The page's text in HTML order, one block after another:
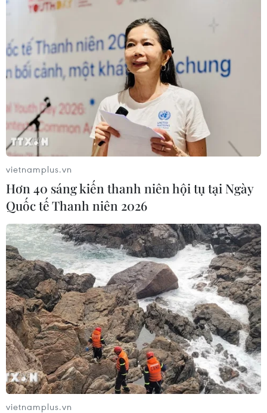
vietnamplus.vn
Hơn 40 sáng kiến thanh niên hội tụ tại Ngày
Quốc tế Thanh niên 2026
vietnamplus.vn